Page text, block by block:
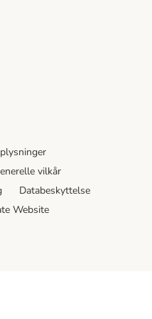
vilkår
Databeskyttelse
Website